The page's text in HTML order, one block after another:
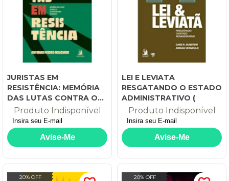
JURISTAS EM
RESISTÊNCIA: MEMÓRIA
DAS LUTAS CONTRA O
AUTORITARISMO NO
BRASIL
Produto Indisponível
LEI E LEVIATA
RESGATANDO O ESTADO
ADMINISTRATIVO (
Produto Indisponível
20% OFF 20% OFF